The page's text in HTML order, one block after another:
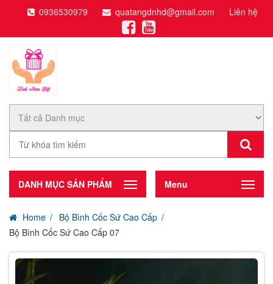
0936530979 quatangdnhd@gmail.com Liên hệ
DANH MỤC SẢN PHẨM Menu
Home
Bộ Bình Cốc Sứ Cao Cấp
Bộ Bình Cốc Sứ Cao Cấp 07